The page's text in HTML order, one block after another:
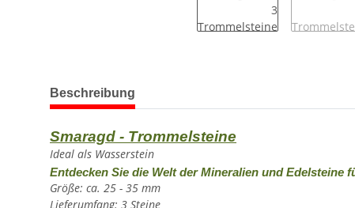
weitere Registerkarten anzeigen
Beschreibung
Smaragd - Trommelsteine
Ideal als Wasserstein
Entdecken Sie die Welt der Mineralien und Edelsteine
Größe: ca. 25 - 35 mm
Lieferumfang: 3 Steine